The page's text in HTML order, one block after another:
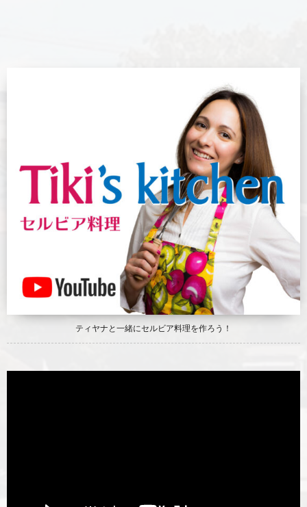
ティヤナと一緒にセルビア料理を作ろう！